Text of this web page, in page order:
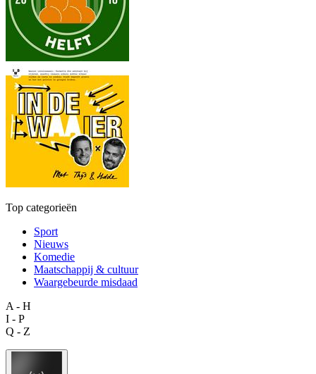
Top categorieën
Sport
Nieuws
Komedie
Maatschappij & cultuur
Waargebeurde misdaad
A - H
I - P
Q - Z